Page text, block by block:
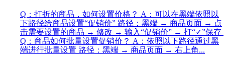
Q：打折的商品，如何设置价格？ A：可以在黑端依照以
下路径给商品设置“促销价” 路径：黑端 → 商品页面 → 点
击需要设置的商品 → 修改 → 输入“促销价” → 打“✓”保存
Q：商品如何批量设置促销价？ A：依照以下路径通过黑
端进行批量设置 路径：黑端 → 商品页面 → 右上角...